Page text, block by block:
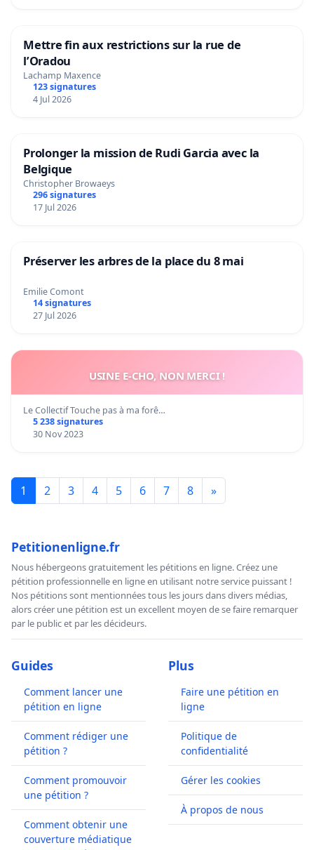
Mettre fin aux restrictions sur la rue de
l’Oradou
Lachamp Maxence
123 signatures
4 Jul 2026
Prolonger la mission de Rudi Garcia avec la
Belgique
Christopher Browaeys
296 signatures
17 Jul 2026
Préserver les arbres de la place du 8 mai
Emilie Comont
14 signatures
27 Jul 2026
USINE E-CHO, NON MERCI !
Le Collectif Touche pas à ma forê…
5 238 signatures
30 Nov 2023
1 2 3 4 5 6 7 8 »
Petitionenligne.fr
Nous hébergeons gratuitement les pétitions en ligne. Créez une
pétition professionnelle en ligne en utilisant notre service puissant !
Nos pétitions sont mentionnées tous les jours dans divers médias,
alors créer une pétition est un excellent moyen de se faire remarquer
par le public et par les décideurs.
Guides
Comment lancer une
pétition en ligne
Comment rédiger une
pétition ?
Comment promouvoir
une pétition ?
Comment obtenir une
couverture médiatique
Plus
Faire une pétition en
ligne
Politique de
confidentialité
Gérer les cookies
À propos de nous